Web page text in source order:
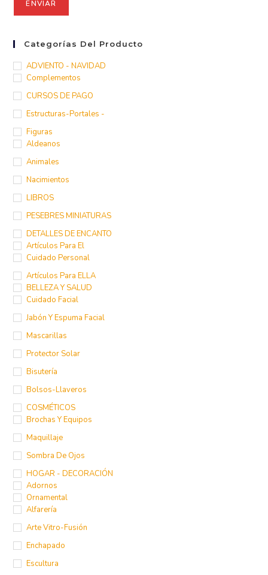
Categorías Del Producto
ADVIENTO - NAVIDAD
Complementos
CURSOS DE PAGO
Estructuras-Portales -
Figuras
Aldeanos
Animales
Nacimientos
LIBROS
PESEBRES MINIATURAS
DETALLES DE ENCANTO
Artículos Para El
Cuidado Personal
Artículos Para ELLA
BELLEZA Y SALUD
Cuidado Facial
Jabón Y Espuma Facial
Mascarillas
Protector Solar
Bisutería
Bolsos-Llaveros
COSMÉTICOS
Brochas Y Equipos
Maquillaje
Sombra De Ojos
HOGAR - DECORACIÓN
Adornos
Ornamental
Alfarería
Arte Vitro-Fusión
Enchapado
Escultura